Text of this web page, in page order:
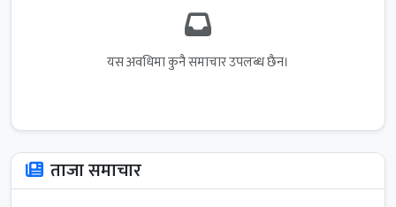
यस अवधिमा कुनै समाचार उपलब्ध छैन।
ताजा समाचार